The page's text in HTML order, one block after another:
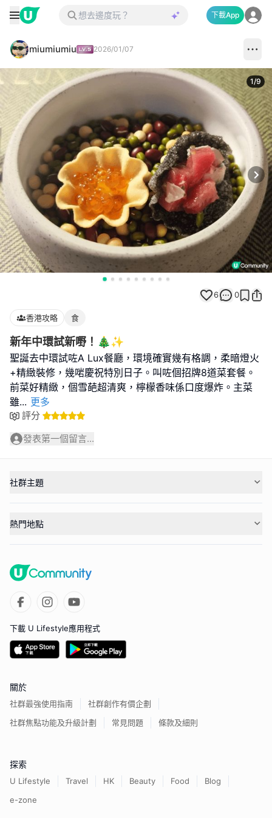
下載App
miumiumiu 2026/01/07
1/9
6 0
香港攻略 食
新年中環試新嘢！🎄✨
聖誕去中環試咗A Lux餐廳，環境確實幾有格調，柔暗燈火
+精緻裝修，幾啱慶祝特別日子。叫咗個招牌8道菜套餐。
前菜好精緻，個雪葩超清爽，檸檬香味係口度爆炸。主菜
雖... 更多
評分
發表第一個留言...
社群主題
熱門地點
下載 U Lifestyle應用程式
關於
社群最強使用指南
社群創作有價企劃
社群焦點功能及升級計劃
常見問題 條款及細則
探索
U Lifestyle Travel HK Beauty Food
Blog
e-zone